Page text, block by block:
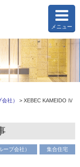
メニュー
社） > XEBEC KAMEIDO Ⅳ
ープ会社） 集合住宅